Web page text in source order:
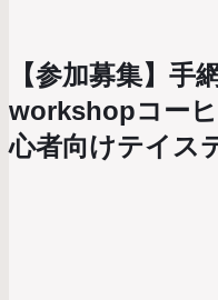
【参加募集】手
workshopコー
心者向けテイス